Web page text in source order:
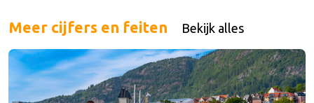
Meer cijfers en feiten Bekijk alles